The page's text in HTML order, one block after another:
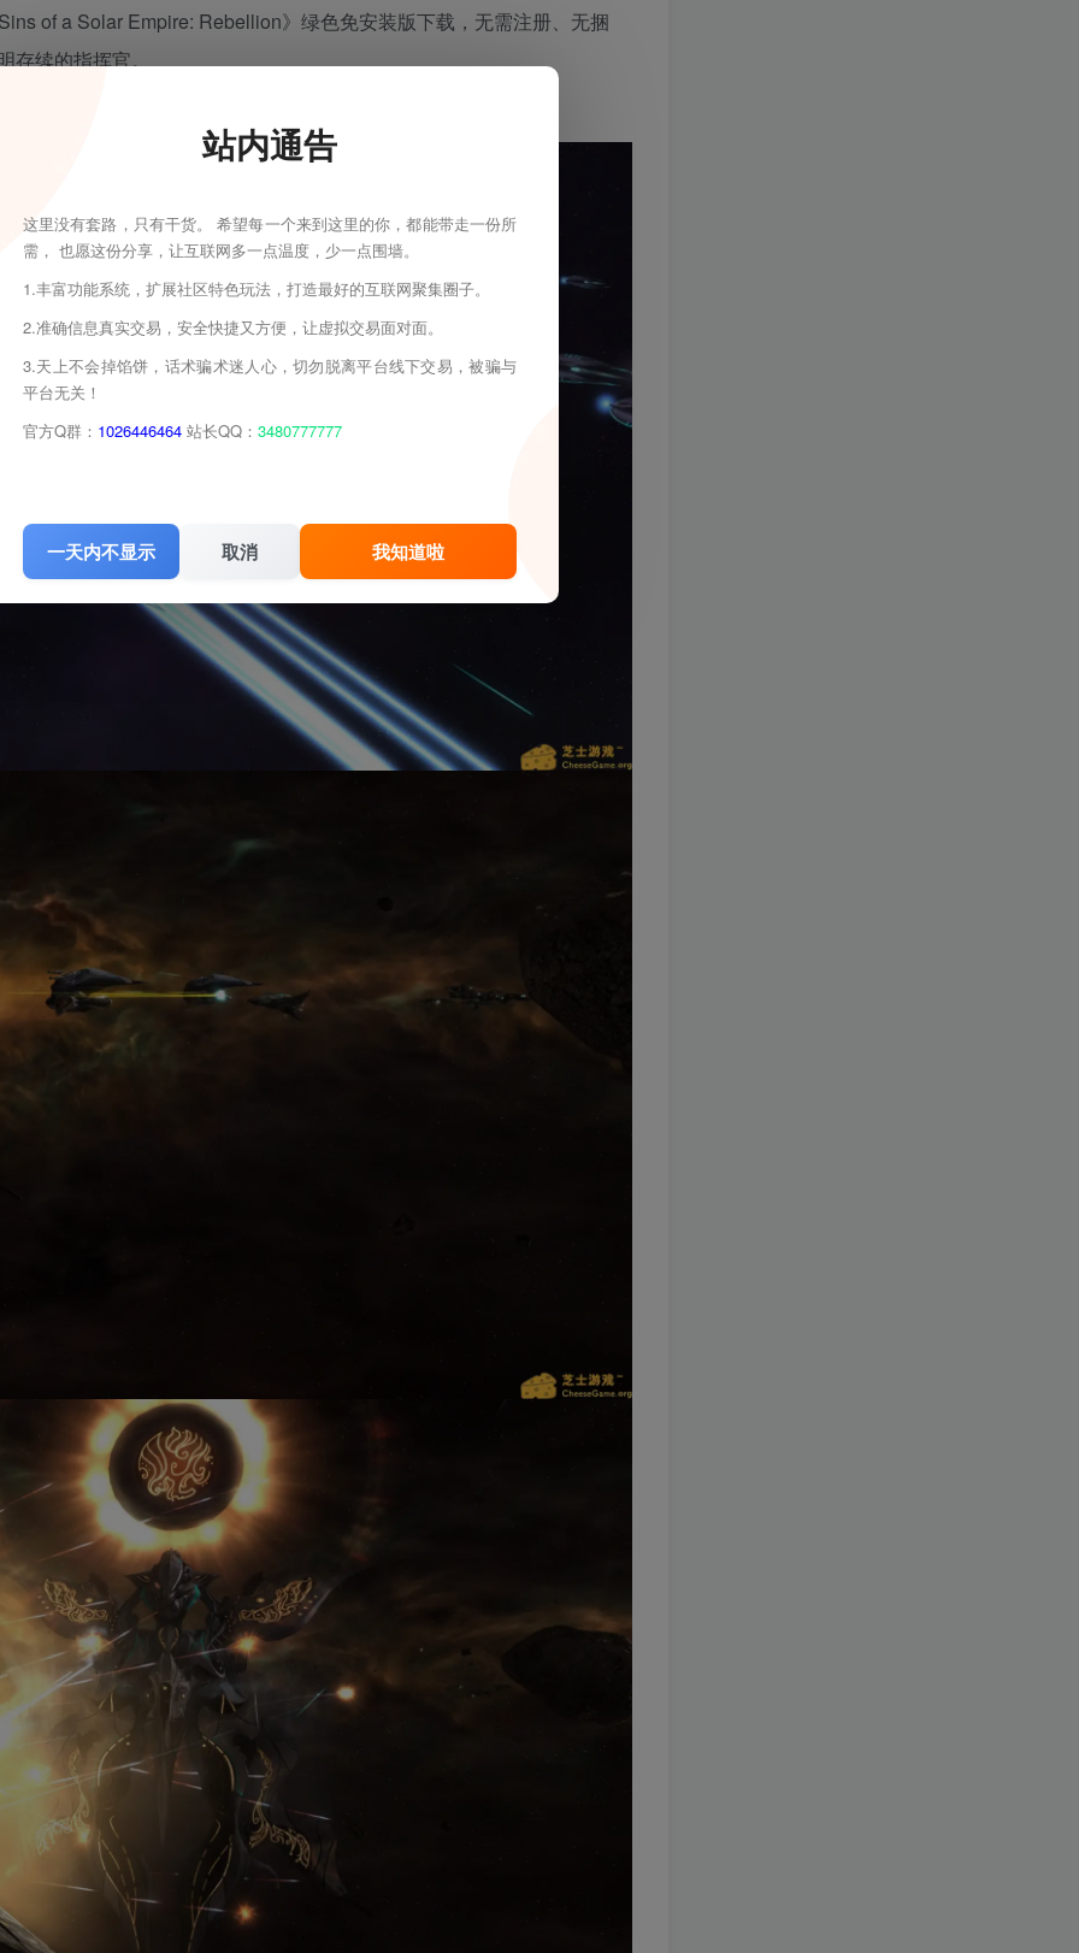
of a Solar Empire: Rebellion》绿色免安装版下载，无需注册、无捆
存续的指挥官。
站内通告
这里没有套路，只有干货。 希望每一个来到这里的你，都能带走一份所
需， 也愿这份分享，让互联网多一点温度，少一点围墙。
1.丰富功能系统，扩展社区特色玩法，打造最好的互联网聚集圈子。
2.准确信息真实交易，安全快捷又方便，让虚拟交易面对面。
3.天上不会掉馅饼，话术骗术迷人心，切勿脱离平台线下交易，被骗与
平台无关！
官方Q群： 1026446464 站长QQ： 3480777777
一天内不显示 取消 我知道啦